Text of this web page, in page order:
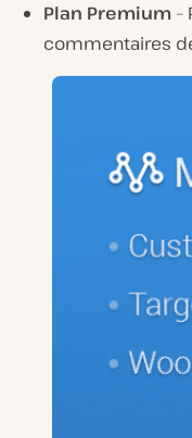
Plan Premium –
commentaires